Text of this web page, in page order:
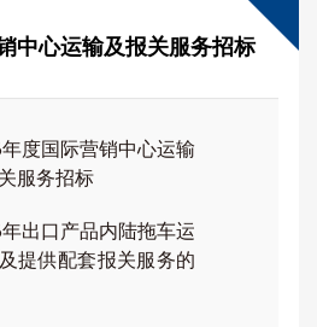
中心运输及报关服务招标
度国际营销中心运输
服务招标
出口产品内陆拖车运
提供配套报关服务的